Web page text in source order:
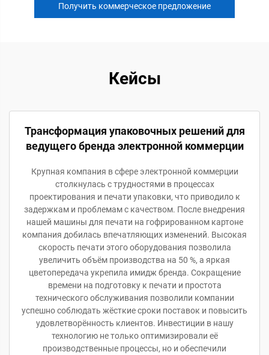
Получить коммерческое предложение
Кейсы
Трансформация упаковочных решений для
ведущего бренда электронной коммерции
Крупная компания в сфере электронной коммерции
столкнулась с трудностями в процессах
проектирования и печати упаковки, что приводило к
задержкам и проблемам с качеством. После внедрения
нашей машины для печати на гофрированном картоне
компания добилась впечатляющих изменений. Высокая
скорость печати этого оборудования позволила
увеличить объём производства на 50 %, а яркая
цветопередача укрепила имидж бренда. Сокращение
времени на подготовку к печати и простота
технического обслуживания позволили компании
успешно соблюдать жёсткие сроки поставок и повысить
удовлетворённость клиентов. Инвестиции в нашу
технологию не только оптимизировали её
производственные процессы, но и обеспечили